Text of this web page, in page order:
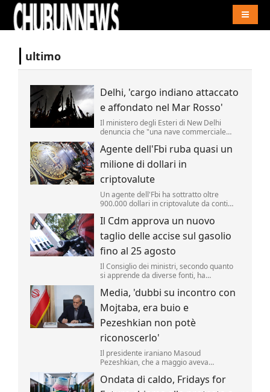
ultimo
Delhi, 'cargo indiano attaccato
e affondato nel Mar Rosso'
Il ministero degli Esteri di New Delhi
denuncia che "una nave commerciale
Noore Oliya" ha subito "un attacco" ed "è
affondata nel Mar Rosso al largo delle
coste dello Yemen".
Agente dell'Fbi ruba quasi un
milione di dollari in
criptovalute
Un agente dell'Fbi ha sottratto oltre
900.000 dollari in criptovalute da conti
un'indagine. Lo riporta la Cnn.
Il Cdm approva un nuovo
taglio delle accise sul gasolio
fino al 25 agosto
Il Consiglio dei ministri, secondo quanto
si apprende da diverse fonti, ha
gasolio fino al 25 agosto. Il valore della
riduzione resta di 17 centesimi al litro
(compresa l'Iva) .
Media, 'dubbi su incontro con
Mojtaba, era buio e
Pezeshkian non potè
riconoscerlo'
Il presidente iraniano Masoud
Pezeshkian, che a maggio aveva
nuova Guida Suprema Mojtaba
Khamenei, avrebbe avuto solo un
Ondata di caldo, Fridays for